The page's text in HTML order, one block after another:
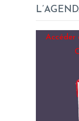
Accéder